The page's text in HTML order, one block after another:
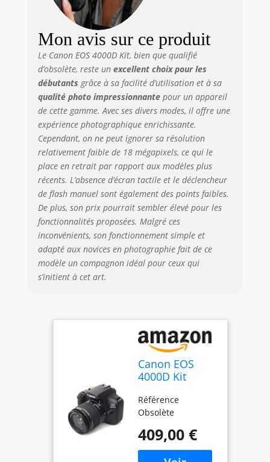
Mon avis sur ce produit
Le Canon EOS 4000D Kit, bien que qualifié
d’obsolète, reste un excellent choix pour les
débutants grâce à sa facilité d’utilisation et à sa
qualité photo impressionnantepour un appareil
de cette gamme. Avec ses divers modes, il offre une
expérience photographique enrichissante.
Cependant, on ne peut ignorer sa résolution
relativement faible de 18 mégapixels, ce qui le
place en retrait par rapport aux modèles plus
récents. L’absence d’écran tactile et le déclencheur
de flash manuel sont également des points faibles.
De plus, son prix pourrait sembler élevé pour les
fonctionnalités proposées. Malgré ces
inconvénients, son fonctionnement simple et
adapté aux novices en photographie fait de ce
modèle un compagnon idéal pour ceux qui
s’initient à cet art.
Canon EOS
4000D Kit
Version Noir
(obsolete)
Référence
Obsolète
409,00 €